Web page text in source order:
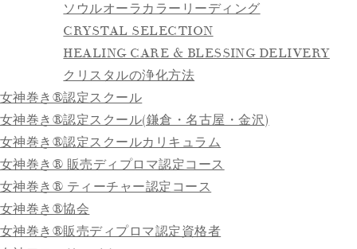
ソウルオーラカラーリーディング
CRYSTAL SELECTION
HEALING CARE & BLESSING DELIVERY
クリスタルの浄化方法
女神巻き®認定スクール
女神巻き®認定スクール(鎌倉・名古屋・金沢)
女神巻き®認定スクールカリキュラム
女神巻き® 販売ディプロマ認定コース
女神巻き® ティーチャー認定コース
女神巻き®協会
女神巻き®販売ディプロマ認定資格者